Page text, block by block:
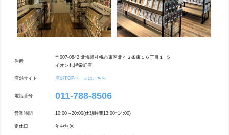
住所
〒007-0842 北海道札幌市東区北４２条東１６丁目１−５
イオン札幌栄町店
店舗サイト 店舗TOPぺージはこちら
電話番号 011-788-8506
営業時間 10:00～20:00(休憩時間13:00~14:00)
定休日 年中無休